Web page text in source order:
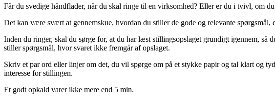
Får du svedige håndflader, når du skal ringe til en virksomhed? Eller er du i tvivl, om
Det kan være svært at gennemskue, hvordan du stiller de gode og relevante
Inden du ringer, skal du sørge for, at du har læst stillingsopslaget grundigt igennem,
stiller spørgsmål, hvor svaret ikke fremgår af opslaget.
Skriv et par ord eller linjer om det, du vil spørge om på et stykke papir og tal klart og
interesse for stillingen.
Et godt opkald varer ikke mere end 5 min.